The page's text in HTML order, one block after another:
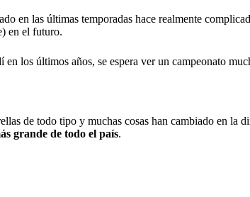
en las últimas temporadas hace realmente
en el futuro.
los últimos años, se espera ver un campeonato
de todo tipo y muchas cosas han cambiado en la
grande de todo el país.